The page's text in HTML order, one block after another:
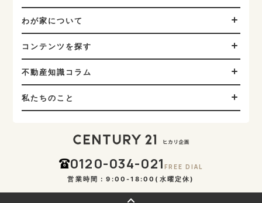
わが家について
コンテンツを探す
不動産知識コラム
私たちのこと
0120-034-021FREE DIAL
営業時間：9:00-18:00(水曜定休)